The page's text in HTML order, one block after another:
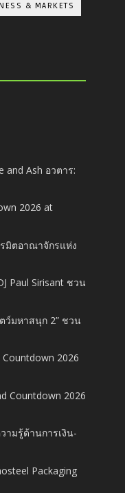
& MARKETS
and Ash อวตาร:
2026 at
มิตอาณาจักรแห่ง
Paul Sirisant ชวน
ว์มหาสนุก 2” ชวน
Countdown 2026
Countdown 2026
ามรู้ด้านการเงิน-
Packaging